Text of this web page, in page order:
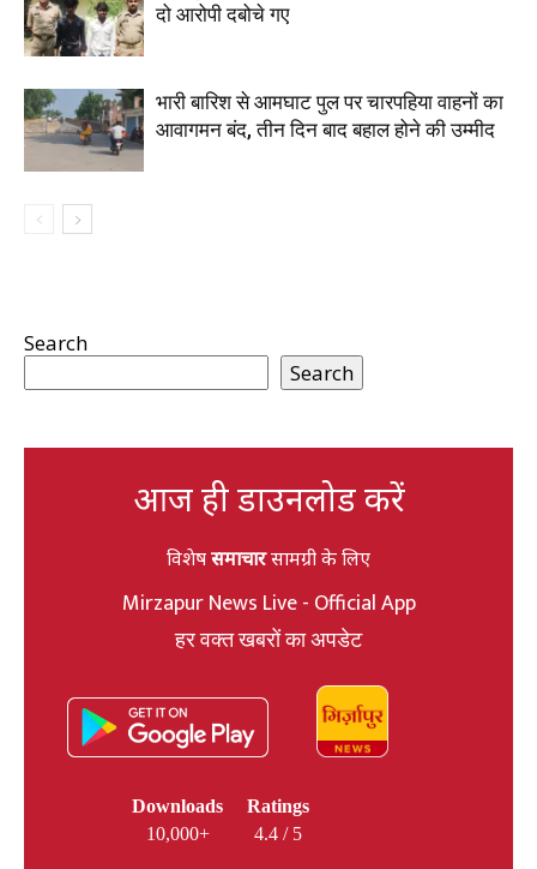
दो आरोपी दबोचे गए
भारी बारिश से आमघाट पुल पर चारपहिया वाहनों का
आवागमन बंद, तीन दिन बाद बहाल होने की उम्मीद
Search
Search
आज ही डाउनलोड करें
विशेषसमाचारसामग्री के लिए
Mirzapur News Live - Official App
हर वक्त खबरों का अपडेट
Downloads
10,000+
Ratings
4.4 / 5